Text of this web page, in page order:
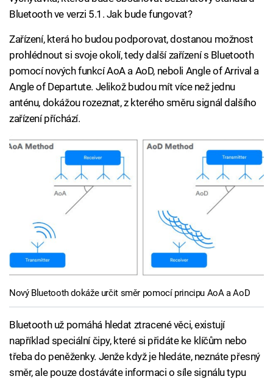
Bluetooth ve verzi 5.1. Jak bude fungovat?
Zařízení, která ho budou podporovat, dostanou možnost
prohlédnout si svoje okolí, tedy další zařízení s Bluetooth
pomocí nových funkcí AoA a AoD, neboli Angle of Arrival a
Angle of Departute. Jelikož budou mít více než jednu
anténu, dokážou rozeznat, z kterého směru signál dalšího
zařízení příchází.
Nový Bluetooth dokáže určit směr pomocí principu AoA a AoD
Bluetooth už pomáhá hledat ztracené věci, existují
například speciální čipy, které si přidáte ke klíčům nebo
třeba do peněženky. Jenže když je hledáte, neznáte přesný
směr, ale pouze dostáváte informaci o síle signálu typu